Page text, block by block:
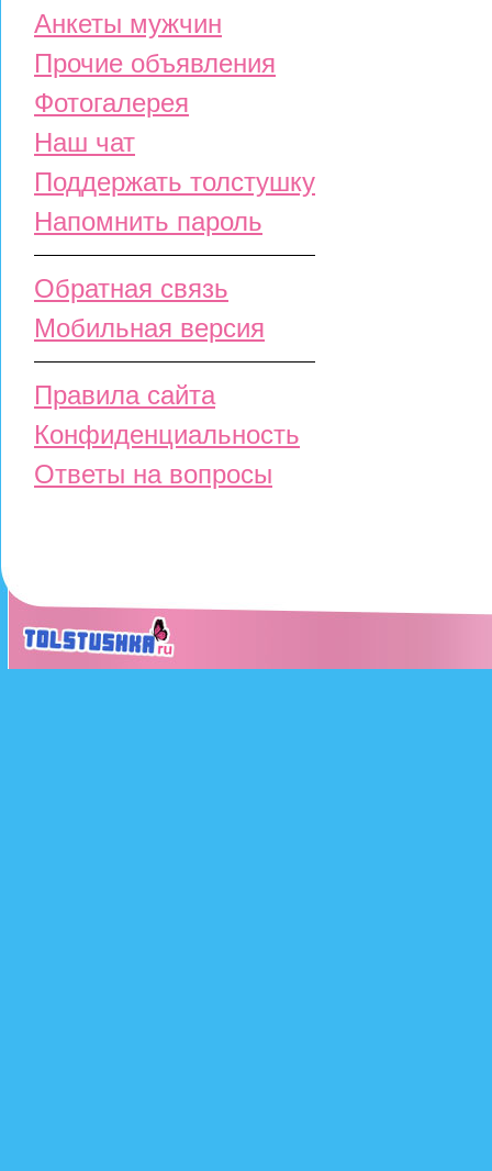
Анкеты мужчин
Прочие объявления
Фотогалерея
Наш чат
Поддержать толстушку
Напомнить пароль
Обратная связь
Мобильная версия
Правила сайта
Конфиденциальность
Ответы на вопросы